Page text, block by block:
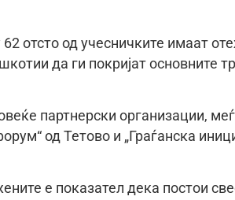
отсто од учесничките имаат
да ги покријат основните
партнерски организации,
од Тетово и „Граѓанска
е показател дека постои